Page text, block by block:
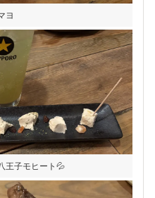
ヨ
王子モヒート💦